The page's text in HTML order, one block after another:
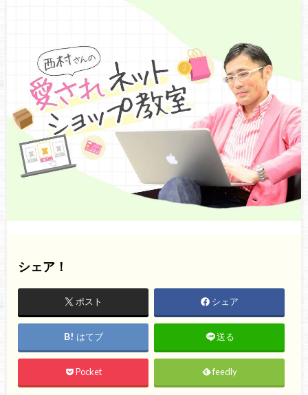
シェア！
ポスト シェア
はてブ 送る
Pocket feedly